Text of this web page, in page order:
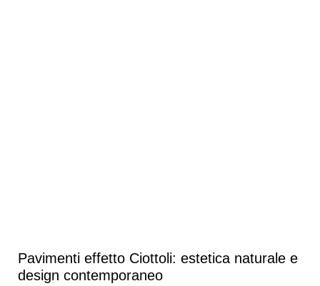
Pavimenti effetto Ciottoli: estetica naturale e
design contemporaneo